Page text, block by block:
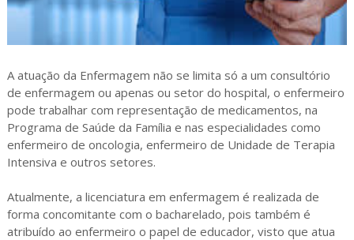
A atuação da Enfermagem não se limita só a um consultório
de enfermagem ou apenas ou setor do hospital, o enfermeiro
pode trabalhar com representação de medicamentos, na
Programa de Saúde da Família e nas especialidades como
enfermeiro de oncologia, enfermeiro de Unidade de Terapia
Intensiva e outros setores.
Atualmente, a licenciatura em enfermagem é realizada de
forma concomitante com o bacharelado, pois também é
atribuído ao enfermeiro o papel de educador, visto que atua